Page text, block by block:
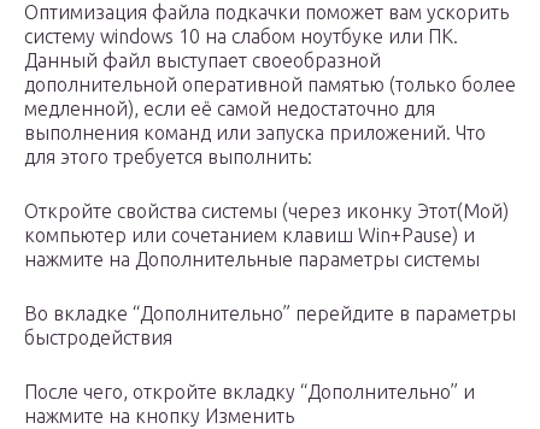
Оптимизация файла подкачки поможет вам ускорить
систему windows 10 на слабом ноутбуке или ПК.
Данный файл выступает своеобразной
дополнительной оперативной памятью (только более
медленной), если её самой недостаточно для
выполнения команд или запуска приложений. Что
для этого требуется выполнить:
Откройте свойства системы (через иконку Этот(Мой)
компьютер или сочетанием клавиш Win+Pause) и
нажмите на Дополнительные параметры системы
Во вкладке “Дополнительно” перейдите в параметры
быстродействия
После чего, откройте вкладку “Дополнительно” и
нажмите на кнопку Изменить